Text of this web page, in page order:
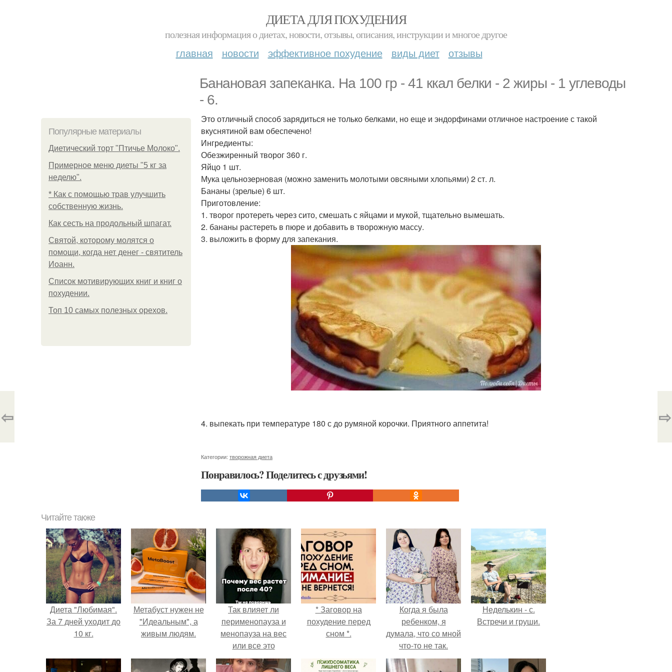
ДИЕТА ДЛЯ ПОХУДЕНИЯ
полезная информация о диетах, новости, отзывы, описания, инструкции и многое другое
главная новости эффективное похудение виды диет отзывы
Банановая запеканка. На 100 гр - 41 ккал белки - 2 жиры - 1 углеводы
- 6.
Популярные материалы
Диетический торт "Птичье Молоко".
Примерное меню диеты "5 кг за
неделю".
* Как с помощью трав улучшить
собственную жизнь.
Как сесть на продольный шпагат.
Святой, которому молятся о
помощи, когда нет денег - святитель
Иоанн.
Список мотивирующих книг и книг о
похудении.
Топ 10 самых полезных орехов.
Это отличный способ зарядиться не только белками, но еще и эндорфинами отличное настроение с такой
вкуснятиной вам обеспечено!
Ингредиенты:
Обезжиренный творог 360 г.
Яйцо 1 шт.
Мука цельнозерновая (можно заменить молотыми овсяными хлопьями) 2 ст. л.
Бананы (зрелые) 6 шт.
Приготовление:
1. творог протереть через сито, смешать с яйцами и мукой, тщательно вымешать.
2. бананы растереть в пюре и добавить в творожную массу.
3. выложить в форму для запекания.
4. выпекать при температуре 180 с до румяной корочки. Приятного аппетита!
Категории: творожная диета
Понравилось? Поделитесь с друзьями!
⇦ ⇨
Читайте также
Диета "Любимая".
За 7 дней уходит до
10 кг.
Метабуст нужен не
"Идеальным", а
живым людям.
Так влияет ли
перименопауза и
менопауза на вес
или все это
ерунда?
* Заговор на
похудение перед
сном *.
Когда я была
ребенком, я
думала, что со мной
что-то не так.
Неделькин - с.
Встречи и груши.